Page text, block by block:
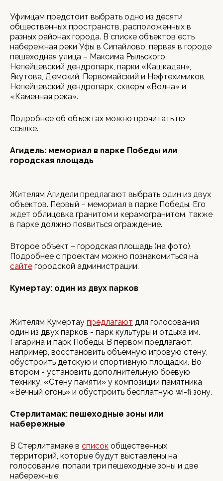
Уфимцам предстоит выбрать одно из десяти
общественных пространств, расположенных в
разных районах города. В списке объектов есть
набережная реки Уфы в Сипайлово, первая в городе
пешеходная улица – Максима Рыльского,
Непейцевский дендропарк, парки «Кашкадан»,
Якутова, Демский, Первомайский и Нефтехимиков,
Непейцевский дендропарк, скверы «Волна» и
«Каменная река».
Подробнее об объектах можно прочитать по
ссылке.
Агидель: мемориал в парке Победы или
городская площадь
Жителям Агидели предлагают выбрать один из двух
объектов. Первый – мемориал в парке Победы. Его
ждет облицовка гранитом и керамогранитом, также
в парке должно появиться ограждение.
Второе объект – городская площадь (на фото).
Подробнее с проектам можно познакомиться на
сайте городской администрации.
Кумертау: один из двух парков
Жителям Кумертау предлагают для голосования
один из двух парков - парк культуры и отдыха им.
Гагарина и парк Победы. В первом предлагают,
например, восстановить объемную игровую стену,
обустроить детскую и спортивную площадки. Во
втором - установить дополнительную боевую
технику, «Стену памяти» у композиции памятника
«Вечный огонь» и обустроить бесплатную wi-fi зону.
Стерлитамак: пешеходные зоны или
набережные
В Стерлитамаке в список общественных
территорий, которые будут выставлены на
голосование, попали три пешеходные зоны и две
набережные: